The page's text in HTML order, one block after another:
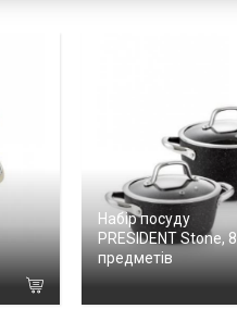
Набір посуду
PRESIDENT Stone, 8
предметів